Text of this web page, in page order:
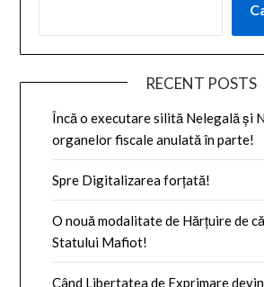
RECENT POSTS
Încă o executare silită Nelegală și
organelor fiscale anulată în parte!
Spre Digitalizarea forțată!
O nouă modalitate de Hărțuire de
Statului Mafiot!
Când Libertatea de Exprimare